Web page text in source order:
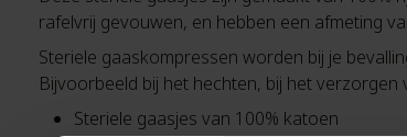
rafelvrij gevouwen, en hebben een afmeting
Steriele gaaskompressen worden bij je
Bijvoorbeeld bij het hechten, bij het verzorgen
Steriele gaasjes van 100% katoen